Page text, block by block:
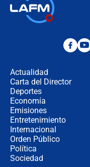
Actualidad
Carta del Director
Deportes
Economía
Emisiones
Entretenimiento
Internacional
Orden Público
Política
Sociedad